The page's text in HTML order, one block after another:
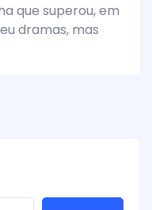
que superou, em
dramas, mas